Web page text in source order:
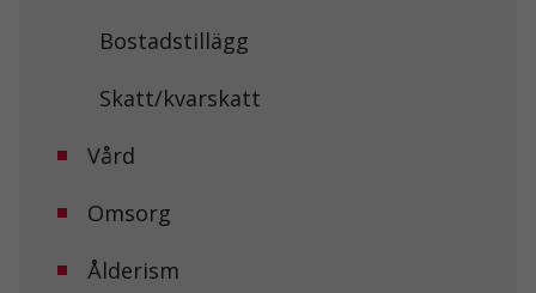
Bostadstillägg
Skatt/kvarskatt
Vård
Omsorg
Ålderism